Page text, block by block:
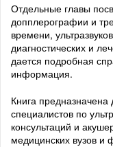
Отдельные главы
допплерографии и
времени,
диагностических и
дается подробная
информация.
Книга предназначена
специалистов по
консультаций и
медицинских вузов и